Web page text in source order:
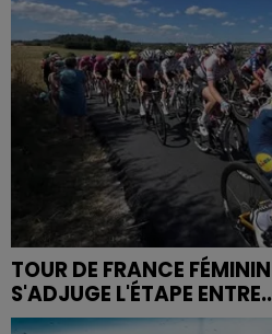
TOUR DE FRANCE
S'ADJUGE L'ÉTAPE